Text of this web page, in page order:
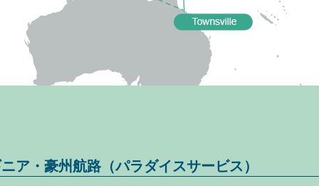
ア・豪州航路（パラダイスサービス）